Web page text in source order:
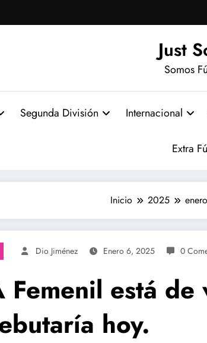
Just
Somos
Segunda División Internacional
Extra
Inicio 2025 enero
Dio Jiménez Enero 6, 2025 0
Femenil está
hoy.